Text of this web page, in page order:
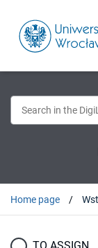
Home page
TO ASSIGN